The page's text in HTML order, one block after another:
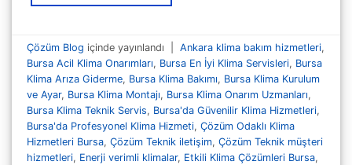
Çözüm Blog içinde yayınlandı Ankara klima bakım hizmetleri,
Bursa Acil Klima Onarımları, Bursa En İyi Klima Servisleri, Bursa
Klima Arıza Giderme, Bursa Klima Bakımı, Bursa Klima Kurulum
ve Ayar, Bursa Klima Montajı, Bursa Klima Onarım Uzmanları,
Bursa Klima Teknik Servis, Bursa'da Güvenilir Klima Hizmetleri,
Bursa'da Profesyonel Klima Hizmeti,Çözüm Odaklı Klima
Hizmetleri Bursa,Çözüm Teknik iletişim,Çözüm Teknik müşteri
hizmetleri, Enerji verimli klimalar, Etkili Klima Çözümleri Bursa,